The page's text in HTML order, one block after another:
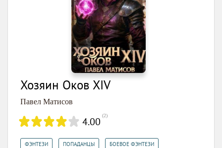
Хозяин Оков XIV
Павел Матисов
4.00 (2)
ФЭНТЕЗИ ПОПАДАНЦЫ БОЕВОЕ ФЭНТЕЗИ